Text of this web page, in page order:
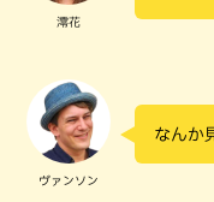
澪花
ヴァンソン
なんか